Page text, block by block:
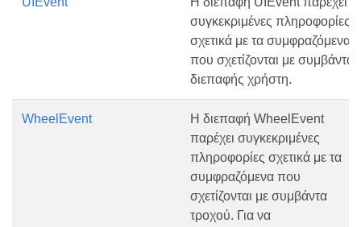
συγκεκριμένες πληροφορίες
σχετικά με τα συμφραζόμενα
που σχετίζονται με συμβάντα
διεπαφής χρήστη.
WheelEvent
Η διεπαφή WheelEvent
παρέχει συγκεκριμένες
πληροφορίες σχετικά με τα
συμφραζόμενα που
σχετίζονται με συμβάντα
τροχού. Για να